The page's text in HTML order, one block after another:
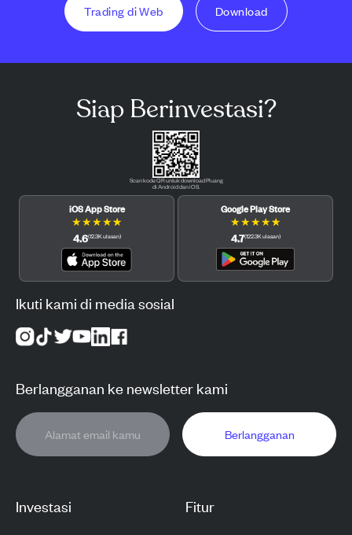
Trading di Web Download
Investasi Fitur
Siap Berinvestasi?
Scan kode QR untuk download Pluang
di Android dan iOS.
iOS App Store
★★★★★
4.6(12.3Kulasan)
Google Play Store
★★★★★
4.7(122.3Kulasan)
Ikuti kami di media sosial
Berlangganan ke newsletter kami
Berlangganan